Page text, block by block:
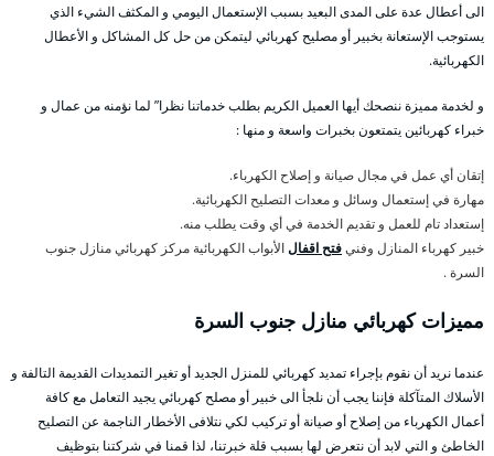
الى أعطال عدة على المدى البعيد بسبب الإستعمال اليومي و المكثف الشيء الذي
يستوجب الإستعانة بخبير أو مصليح كهربائي ليتمكن من حل كل المشاكل و الأعطال
الكهربائية.
و لخدمة مميزة ننصحك أيها العميل الكريم بطلب خدماتنا نظرا” لما نؤمنه من عمال و
خبراء كهربائين يتمتعون بخبرات واسعة و منها :
إتقان أي عمل في مجال صيانة و إصلاح الكهرباء.
مهارة في إستعمال وسائل و معدات التصليح الكهربائية.
إستعداد تام للعمل و تقديم الخدمة في أي وقت يطلب منه.
خبير كهرباء المنازل وفنيفتح اقفالالأبواب الكهربائية مركز كهربائي منازل جنوب
السرة .
مميزات كهربائي منازل جنوب السرة
عندما نريد أن نقوم بإجراء تمديد كهربائي للمنزل الجديد أو تغير التمديدات القديمة التالفة و
الأسلاك المتآكلة فإننا يجب أن نلجأ الى خبير أو مصلح كهربائي يجيد التعامل مع كافة
أعمال الكهرباء من إصلاح أو صيانة أو تركيب لكي نتلافى الأخطار الناجمة عن التصليح
الخاطئ و التي لابد أن نتعرض لها بسبب قلة خبرتنا، لذا قمنا في شركتنا بتوظيف